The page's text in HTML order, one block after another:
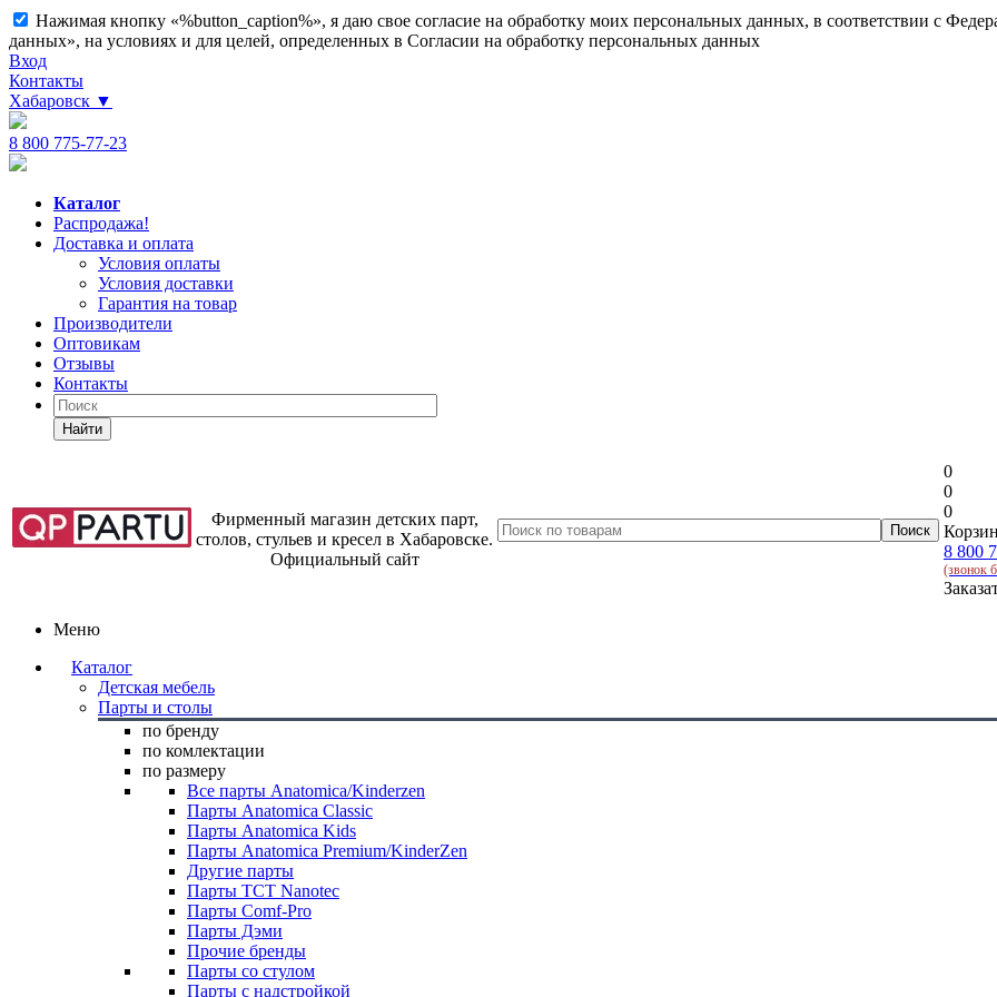
Нажимая кнопку «%button_caption%», я даю свое согласие на обработку моих персональных данных, в соответствии с
данных», на условиях и для целей, определенных в Согласии на обработку персональных данных
Вход
Контакты
Хабаровск ▼
8 800 775-77-23
Каталог
Распродажа!
Доставка и оплата
Условия оплаты
Условия доставки
Гарантия на товар
Производители
Оптовикам
Отзывы
Контакты
Найти
Фирменный магазин детских парт,
столов, стульев и кресел в Хабаровске.
Официальный сайт
0
0
0
8 800
(звонок
Меню
Каталог
Детская мебель
Парты и столы
по бренду
по комлектации
по размеру
Все парты Anatomica/Kinderzen
Парты Anatomica Classic
Парты Anatomica Kids
Парты Anatomica Premium/KinderZen
Другие парты
Парты TCT Nanotec
Парты Comf-Pro
Парты Дэми
Прочие бренды
Парты со стулом
Парты с надстройкой